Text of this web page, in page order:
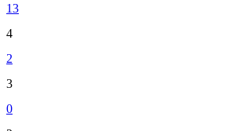
13
4
2
3
0